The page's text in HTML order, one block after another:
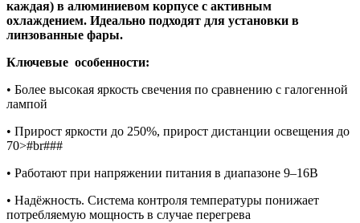
каждая) в алюминиевом корпусе с активным
охлаждением. Идеально подходят для установки в
линзованные фары.
Ключевые особенности:
• Более высокая яркость свечения по сравнению с галогенной
лампой
• Прирост яркости до 250%, прирост дистанции освещения до
70>#br###
• Работают при напряжении питания в диапазоне 9–16В
• Надёжность. Система контроля температуры понижает
потребляемую мощность в случае перегрева